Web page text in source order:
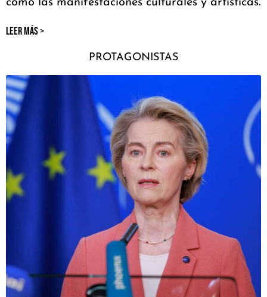
como las manifestaciones culturales y artísticas.
LEER MÁS >
PROTAGONISTAS